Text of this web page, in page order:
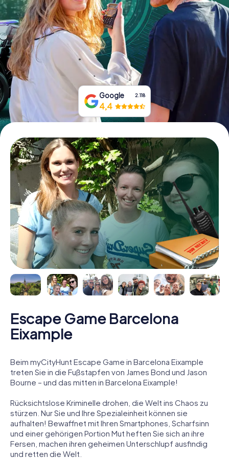
Tickets buchen
Gutscheine bestellen
Google 2.118
4,4
Escape Game Barcelona
Eixample
Beim myCityHunt Escape Game in Barcelona Eixample
treten Sie in die Fußstapfen von James Bond und Jason
Bourne – und das mitten in Barcelona Eixample!
Rücksichtslose Kriminelle drohen, die Welt ins Chaos zu
stürzen. Nur Sie und Ihre Spezialeinheit können sie
aufhalten! Bewaffnet mit Ihren Smartphones, Scharfsinn
und einer gehörigen Portion Mut heften Sie sich an ihre
Fersen, machen ihren geheimen Unterschlupf ausfindig
und retten die Welt.